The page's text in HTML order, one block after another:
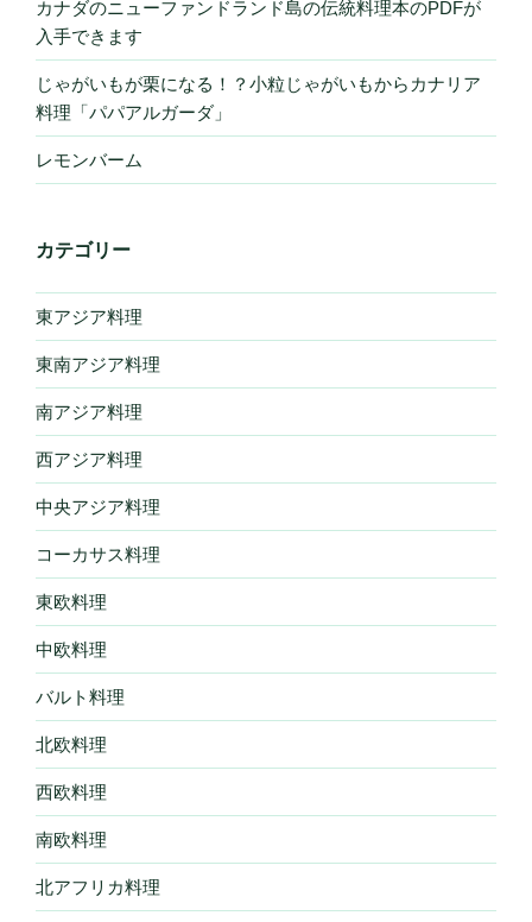
カナダのニューファンドランド島の伝統料理本のPDFが
入手できます
じゃがいもが栗になる！？小粒じゃがいもからカナリア
料理「パパアルガーダ」
レモンバーム
カテゴリー
東アジア料理
東南アジア料理
南アジア料理
西アジア料理
中央アジア料理
コーカサス料理
東欧料理
中欧料理
バルト料理
北欧料理
西欧料理
南欧料理
北アフリカ料理